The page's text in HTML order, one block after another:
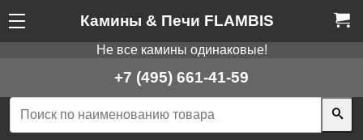
Камины & Печи FLAMBIS
Не все камины одинаковые!
+7 (495) 661-41-59